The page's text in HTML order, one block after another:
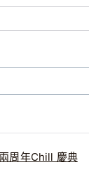
周年Chill 慶典